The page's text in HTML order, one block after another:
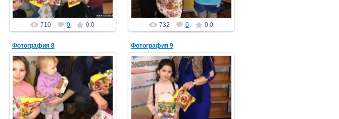
710 0 0.0 732 0 0.0
Фотография 8
29.12.2018
PGCh
Фотография 9
29.12.2018
PGCh